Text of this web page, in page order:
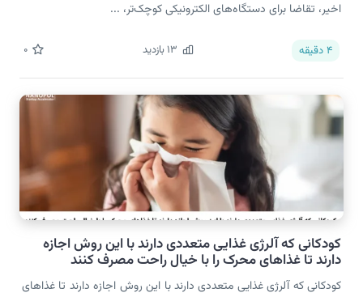
اخیر، تقاضا برای دستگاه‌های الکترونیکی کوچک‌تر، ...
4 دقیقه 13 بازدید 0
کودکانی که آلرژی غذایی متعددی دارند با این روش اجازه
دارند تا غذاهای محرک را با خیال راحت مصرف کنند
کودکانی که آلرژی غذایی متعددی دارند با این روش اجازه دارند تا غذاهای